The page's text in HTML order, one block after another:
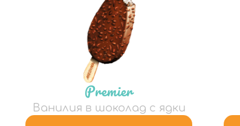
Premier
Ванилия в шоколад с ядки